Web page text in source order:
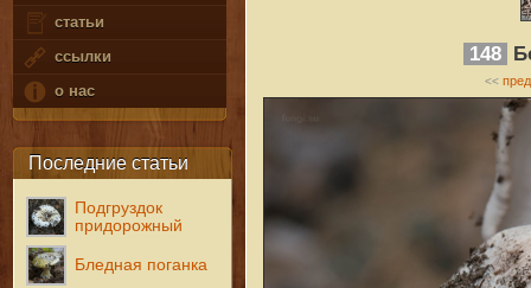
статьи
ссылки
о нас
Последние статьи
Подгруздок
придорожный
Бледная поганка
148
<<